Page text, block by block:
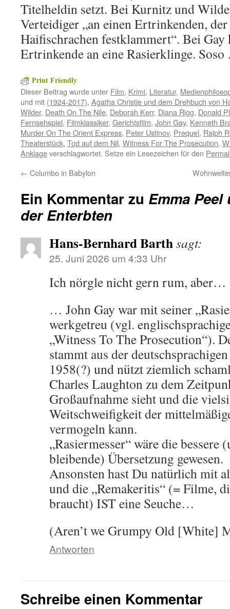
Titelheldin setzt. Bei Kurnitz und
Verteidiger „an einen Ertrinkenden,
Haifischrachen festklammert“. Bei
Ertrinkende an eine Rasierklinge.
Print Friendly
Dieser Beitrag wurde unter Film, Krimi, Literatur,
und mit (1924-2017), Agatha Christie und dem Drehbuch von
Wilder, Death On The Nile, Deborah Kerr, Diana Rigg, Donald
Fernsehspiel, Filmklassiker, Gerichtsfilm, John Gay, Kenneth
Murder On The Orient Express, Peter Ustinov, Prequel, Ralph
Theaterstück, Tod auf dem Nil, Witness For The Prosecution,
Anklageverschlagwortet. Setze ein Lesezeichen für den
← Columbo in Babylon
Ein Kommentar zu Emma
der Enterbten
Hans-Bernhard Barthsagt:
25. Juni 2026 um 4:33 Uhr
Ich nörgle nicht gern rum, aber…
… John Gay war mit seiner
werkgetreu (vgl.
„Witness To The Prosecution“).
stammt aus der
1958(?) und nützt ziemlich
Charles Laughton zu dem
Großaufnahme sieht und die
Weitschweifigkeit der
vermogeln kann.
„Rasiermesser“ wäre die bessere
bleibende) Übersetzung gewesen.
Ansonsten hast Du natürlich mit
und die „Remakeritis“ (= Filme,
braucht) IST eine Seuche…
(Aren’t we Grumpy Old [White]
Antworten
Schreibe einen Kommentar